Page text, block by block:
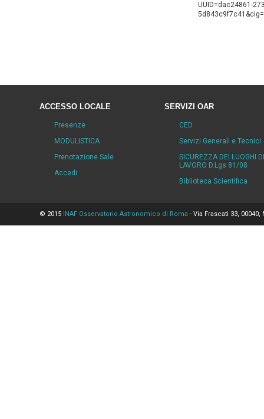
UUID=dac24861-
ACCESSO LOCALE
Presenze
MODULISTICA
Prenotazione Sale
Accedi
SERVIZI OAR
CED
Servizi Generali e Tecnici
SICUREZZA DEI LUOGHI DI
LAVORO D.Lgs 81/08
Biblioteca Scientifica
© 2015 INAF Osservatorio Astronomico di Roma - Via Frascati 33,